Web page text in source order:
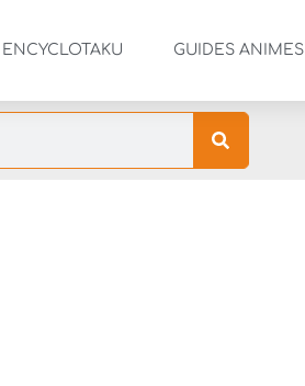
ENCYCLOTAKU GUIDES ANIMES